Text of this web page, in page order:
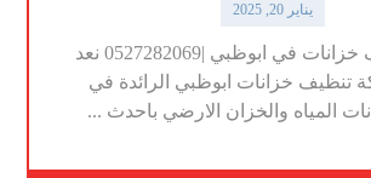
يناير 20, 2025
شركة تنظيف خزانات في ابوظبي |0527282069 نعد
تنظيف خزانات ابوظبي الرائدة في
المياه والخزان الارضي باحدث ...